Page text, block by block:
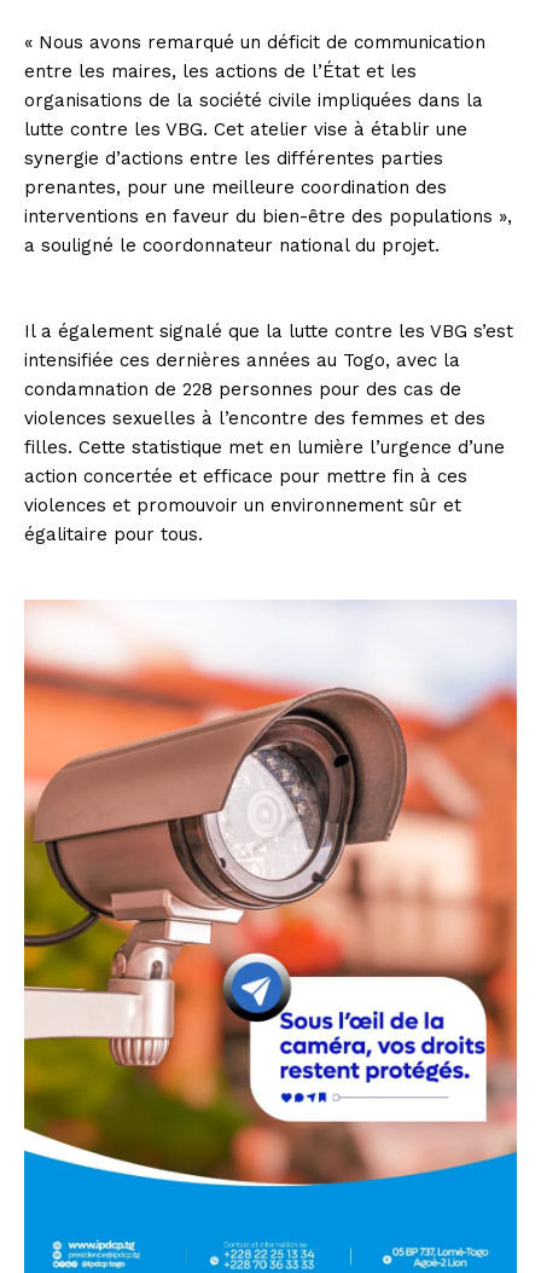
« Nous avons remarqué un déficit de communication
entre les maires, les actions de l’État et les
organisations de la société civile impliquées dans la
lutte contre les VBG. Cet atelier vise à établir une
synergie d’actions entre les différentes parties
prenantes, pour une meilleure coordination des
interventions en faveur du bien-être des populations »,
a souligné le coordonnateur national du projet.
Il a également signalé que la lutte contre les VBG s’est
intensifiée ces dernières années au Togo, avec la
condamnation de 228 personnes pour des cas de
violences sexuelles à l’encontre des femmes et des
filles. Cette statistique met en lumière l’urgence d’une
action concertée et efficace pour mettre fin à ces
violences et promouvoir un environnement sûr et
égalitaire pour tous.